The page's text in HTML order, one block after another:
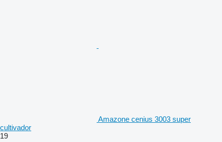
Amazone cenius 3003 super
cultivador
19